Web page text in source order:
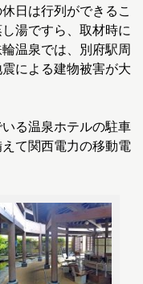
日は行列ができるこ
湯ですら、取材時に
温泉では、別府駅周
による建物被害が大
る温泉ホテルの駐車
て関西電力の移動電